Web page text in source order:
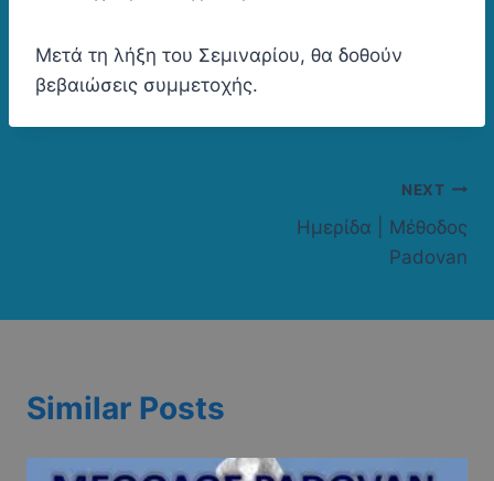
Μετά τη λήξη του Σεμιναρίου, θα δοθούν
βεβαιώσεις συμμετοχής.
NEXT
Ημερίδα | Μέθοδος
Padovan
Similar Posts